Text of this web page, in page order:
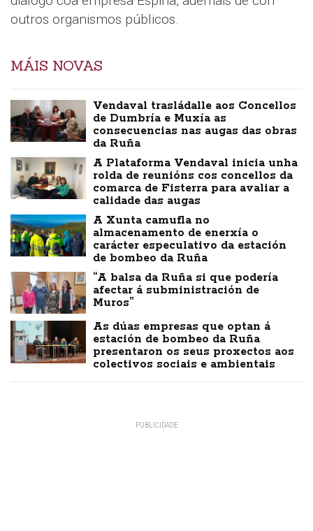
outros organismos públicos.
MÁIS NOVAS
Vendaval trasládalle aos Concellos
de Dumbría e Muxía as
consecuencias nas augas das obras
da Ruña
A Plataforma Vendaval inicia unha
rolda de reunións cos concellos da
comarca de Fisterra para avaliar a
calidade das augas
A Xunta camufla no
almacenamento de enerxía o
carácter especulativo da estación
de bombeo da Ruña
“A balsa da Ruña si que podería
afectar á subministración de
Muros”
As dúas empresas que optan á
estación de bombeo da Ruña
presentaron os seus proxectos aos
colectivos sociais e ambientais